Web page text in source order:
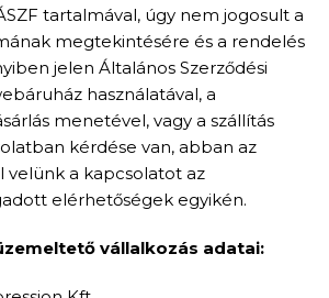
tartalmával, úgy nem jogosult a
megtekintésére és a rendelés
jelen Általános Szerződési
használatával, a
menetével, vagy a szállítás
kérdése van, abban az
velünk a kapcsolatot az
elérhetőségek egyikén.
vállalkozás adatai: